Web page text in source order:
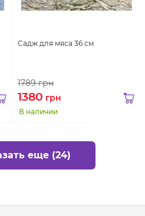
Садж для мяса 36 см
1789грн
1380 грн
В наличии
еще (24)